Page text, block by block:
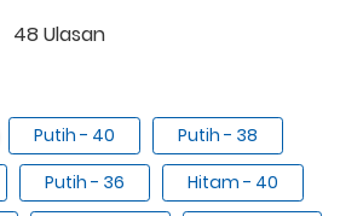
48 Ulasan
Putih - 40
Putih - 38
Putih - 36
Hitam - 40